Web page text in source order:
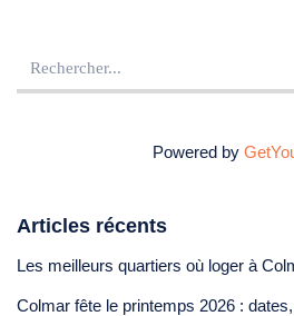
Powered by
Articles récents
Les meilleurs quartiers où loger à
Colmar fête le printemps 2026 :